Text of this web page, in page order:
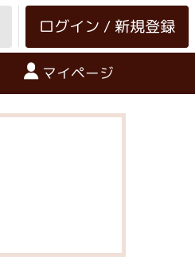
ログイン / 新規登録
マイページ